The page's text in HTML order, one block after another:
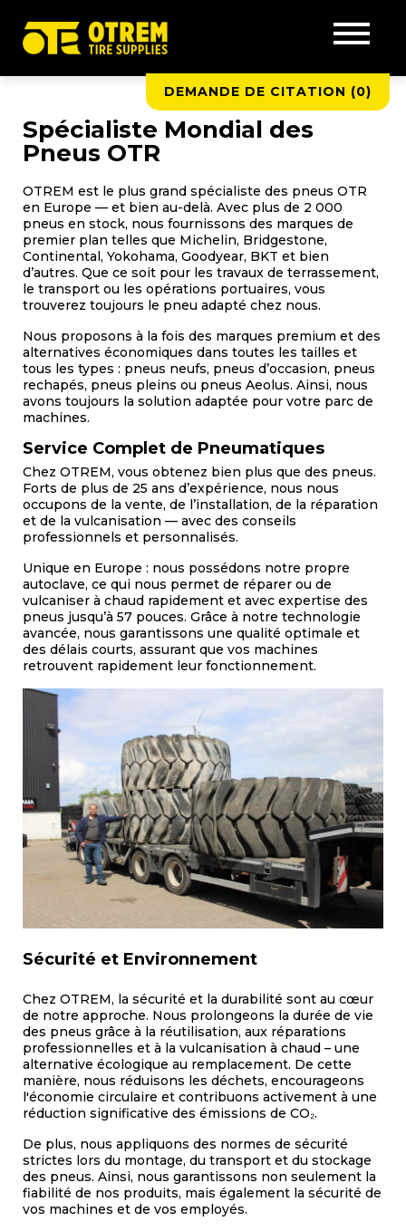
DEMANDE DE CITATION (0)
Spécialiste Mondial des
Pneus OTR
OTREM est le plus grand spécialiste des pneus OTR
en Europe — et bien au-delà. Avec plus de 2 000
pneus en stock, nous fournissons des marques de
premier plan telles que Michelin, Bridgestone,
Continental, Yokohama, Goodyear, BKT et bien
d’autres. Que ce soit pour les travaux de terrassement,
le transport ou les opérations portuaires, vous
trouverez toujours le pneu adapté chez nous.
Nous proposons à la fois des marques premium et des
alternatives économiques dans toutes les tailles et
tous les types : pneus neufs, pneus d’occasion, pneus
rechapés, pneus pleins ou pneus Aeolus. Ainsi, nous
avons toujours la solution adaptée pour votre parc de
machines.
Service Complet de Pneumatiques
Chez OTREM, vous obtenez bien plus que des pneus.
Forts de plus de 25 ans d’expérience, nous nous
occupons de la vente, de l’installation, de la réparation
et de la vulcanisation — avec des conseils
professionnels et personnalisés.
Unique en Europe : nous possédons notre propre
autoclave, ce qui nous permet de réparer ou de
vulcaniser à chaud rapidement et avec expertise des
pneus jusqu’à 57 pouces. Grâce à notre technologie
avancée, nous garantissons une qualité optimale et
des délais courts, assurant que vos machines
retrouvent rapidement leur fonctionnement.
Sécurité et Environnement
Chez OTREM, la sécurité et la durabilité sont au cœur
de notre approche. Nous prolongeons la durée de vie
des pneus grâce à la réutilisation, aux réparations
professionnelles et à la vulcanisation à chaud – une
alternative écologique au remplacement. De cette
manière, nous réduisons les déchets, encourageons
l'économie circulaire et contribuons activement à une
réduction significative des émissions de CO₂.
De plus, nous appliquons des normes de sécurité
strictes lors du montage, du transport et du stockage
des pneus. Ainsi, nous garantissons non seulement la
fiabilité de nos produits, mais également la sécurité de
vos machines et de vos employés.